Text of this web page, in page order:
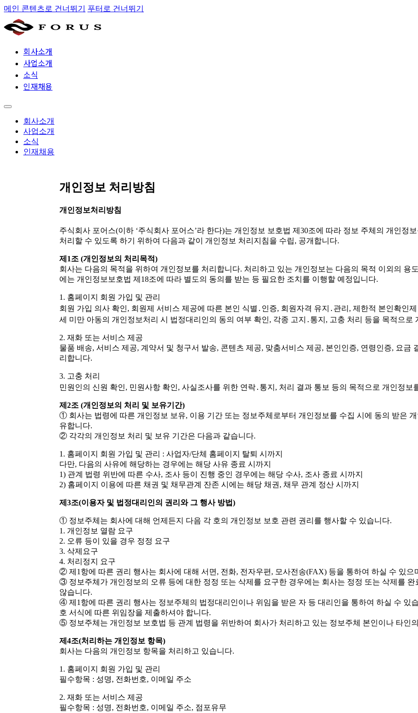
메인 콘텐츠로 건너뛰기 푸터로 건너뛰기
회사소개
사업소개
소식
인재채용
회사소개
사업소개
소식
인재채용
개인정보 처리방침
개인정보처리방침
주식회사 포어스(이하 ‘주식회사 포어스’라 한다)는 개인정보 보호법 제30조에 따라 정보 주체의 개인정
처리할 수 있도록 하기 위하여 다음과 같이 개인정보 처리지침을 수립, 공개합니다.
제1조 (개인정보의 처리목적)
회사는 다음의 목적을 위하여 개인정보를 처리합니다. 처리하고 있는 개인정보는 다음의 목적 이외의 용
에는 개인정보보호법 제18조에 따라 별도의 동의를 받는 등 필요한 조치를 이행할 예정입니다.
1. 홈페이지 회원 가입 및 관리
회원 가입 의사 확인, 회원제 서비스 제공에 따른 본인 식별․인증, 회원자격 유지․관리, 제한적 본인확인
세 미만 아동의 개인정보처리 시 법정대리인의 동의 여부 확인, 각종 고지․통지, 고충 처리 등을 목적으로
2. 재화 또는 서비스 제공
물품 배송, 서비스 제공, 계약서 및 청구서 발송, 콘텐츠 제공, 맞춤서비스 제공, 본인인증, 연령인증, 요금
리합니다.
3. 고충 처리
민원인의 신원 확인, 민원사항 확인, 사실조사를 위한 연락․통지, 처리 결과 통보 등의 목적으로 개인정보
제2조 (개인정보의 처리 및 보유기간)
① 회사는 법령에 따른 개인정보 보유, 이용 기간 또는 정보주체로부터 개인정보를 수집 시에 동의 받은
유합니다.
② 각각의 개인정보 처리 및 보유 기간은 다음과 같습니다.
1. 홈페이지 회원 가입 및 관리 : 사업자/단체 홈페이지 탈퇴 시까지
다만, 다음의 사유에 해당하는 경우에는 해당 사유 종료 시까지
1) 관계 법령 위반에 따른 수사, 조사 등이 진행 중인 경우에는 해당 수사, 조사 종료 시까지
2) 홈페이지 이용에 따른 채권 및 채무관계 잔존 시에는 해당 채권, 채무 관계 정산 시까지
제3조(이용자 및 법정대리인의 권리와 그 행사 방법)
① 정보주체는 회사에 대해 언제든지 다음 각 호의 개인정보 보호 관련 권리를 행사할 수 있습니다.
1. 개인정보 열람 요구
2. 오류 등이 있을 경우 정정 요구
3. 삭제요구
4. 처리정지 요구
② 제1항에 따른 권리 행사는 회사에 대해 서면, 전화, 전자우편, 모사전송(FAX) 등을 통하여 하실 수 있
③ 정보주체가 개인정보의 오류 등에 대한 정정 또는 삭제를 요구한 경우에는 회사는 정정 또는 삭제를 완
않습니다.
④ 제1항에 따른 권리 행사는 정보주체의 법정대리인이나 위임을 받은 자 등 대리인을 통하여 하실 수 있
호 서식에 따른 위임장을 제출하셔야 합니다.
⑤ 정보주체는 개인정보 보호법 등 관계 법령을 위반하여 회사가 처리하고 있는 정보주체 본인이나 타인
제4조(처리하는 개인정보 항목)
회사는 다음의 개인정보 항목을 처리하고 있습니다.
1. 홈페이지 회원 가입 및 관리
필수항목 : 성명, 전화번호, 이메일 주소
2. 재화 또는 서비스 제공
필수항목 : 성명, 전화번호, 이메일 주소, 점포유무